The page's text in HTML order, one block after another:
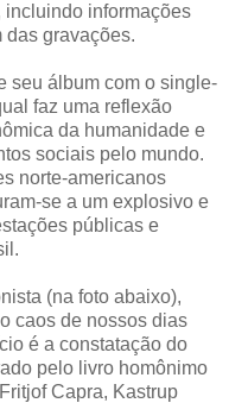
informações
das gravações.
seu álbum com o single-
faz uma reflexão
da humanidade e
sociais pelo mundo.
norte-americanos
se a um explosivo e
públicas e
(na foto abaixo),
caos de nossos dias
é a constatação do
pelo livro homônimo
Capra, Kastrup